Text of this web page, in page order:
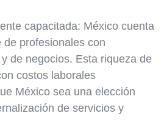
capacitada: México cuenta
profesionales con
de negocios. Esta riqueza de
costos laborales
México sea una elección
de servicios y